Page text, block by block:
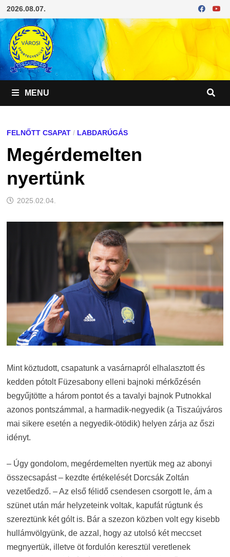
Skip
to
content
2026.08.07.
MENU
FELNŐTT CSAPAT/ LABDARÚGÁS
Megérdemelten
nyertünk
2025.02.04.
Mint köztudott, csapatunk a vasárnapról elhalasztott és
kedden pótolt Füzesabony elleni bajnoki mérkőzésén
begyűjtötte a három pontot és a tavalyi bajnok Putnokkal
azonos pontszámmal, a harmadik-negyedik (a Tiszaújváros
mai sikere esetén a negyedik-ötödik) helyen zárja az őszi
idényt.
– Úgy gondolom, megérdemelten nyertük meg az abonyi
összecsapást – kezdte értékelését Dorcsák Zoltán
vezetőedző. – Az első félidő csendesen csorgott le, ám a
szünet után már helyzeteink voltak, kapufát rúgtunk és
szereztünk két gólt is. Bár a szezon közben volt egy kisebb
hullámvölgyünk, de azzal, hogy az utolsó két meccset
megnyertük, illetve öt fordulón keresztül veretlenek